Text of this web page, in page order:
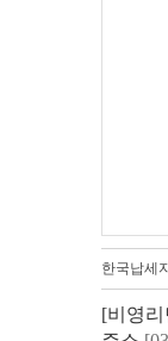
한국납세
[비영리